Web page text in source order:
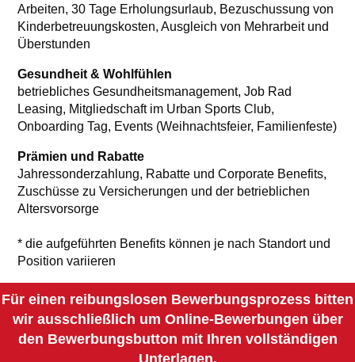
Arbeiten, 30 Tage Erholungsurlaub, Bezuschussung von
Kinderbetreuungskosten, Ausgleich von Mehrarbeit und
Überstunden
Gesundheit & Wohlfühlen
betriebliches Gesundheitsmanagement, Job Rad
Leasing, Mitgliedschaft im Urban Sports Club,
Onboarding Tag, Events (Weihnachtsfeier, Familienfeste)
Prämien und Rabatte
Jahressonderzahlung, Rabatte und Corporate Benefits,
Zuschüsse zu Versicherungen und der betrieblichen
Altersvorsorge
* die aufgeführten Benefits können je nach Standort und
Position variieren
Für einen reibungslosen Bewerbungsprozess bitten
wir ausschließlich um Online-Bewerbungen über
den Bewerbungsbutton mit Ihren vollständigen